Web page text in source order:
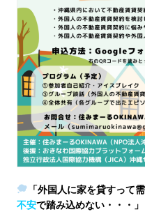
「外国人に家を貸すって
不安で踏み込めない・・・」